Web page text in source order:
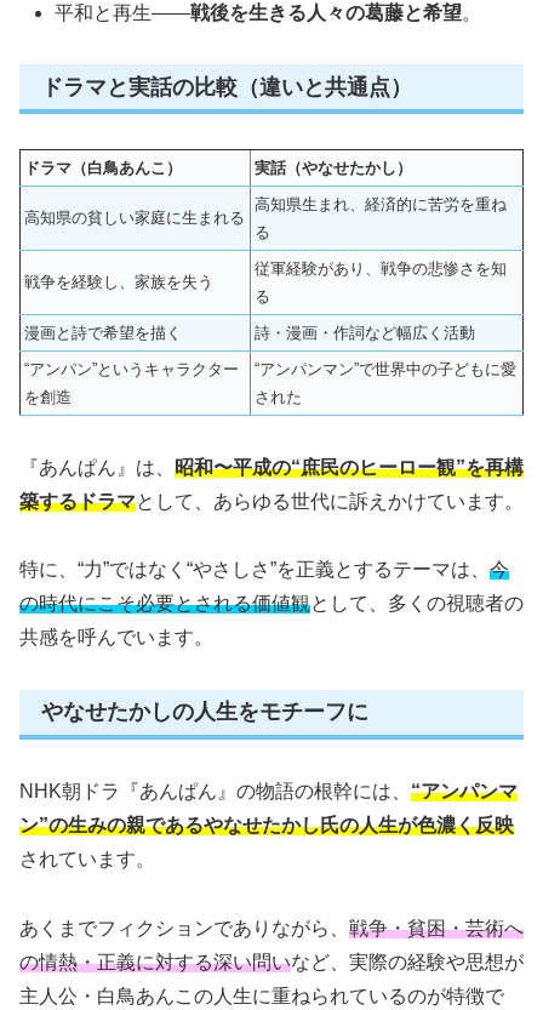
平和と再生——戦後を生きる人々の葛藤と希望。
ドラマと実話の比較（違いと共通点）
ドラマ（白鳥あんこ） 実話（やなせたかし）
高知県の貧しい家庭に生まれる
高知県生まれ、経済的に苦労を重ね
る
戦争を経験し、家族を失う
従軍経験があり、戦争の悲惨さを知
る
漫画と詩で希望を描く
詩・漫画・作詞など幅広く活動
“アンパン”というキャラクター
を創造
“アンパンマン”で世界中の子どもに愛
された
『あんぱん』は、 昭和〜平成の“庶民のヒーロー観”を再構
築するドラマとして、あらゆる世代に訴えかけています。
特に、“力”ではなく“やさしさ”を正義とするテーマは、 今
の時代にこそ必要とされる価値観として、多くの視聴者の
共感を呼んでいます。
やなせたかしの人生をモチーフに
NHK朝ドラ『あんぱん』の物語の根幹には、 “アンパンマ
ン”の生みの親であるやなせたかし氏の人生が色濃く反映
されています。
あくまでフィクションでありながら、 戦争・貧困・芸術へ
の情熱・正義に対する深い問いなど、実際の経験や思想が
主人公・白鳥あんこの人生に重ねられているのが特徴で